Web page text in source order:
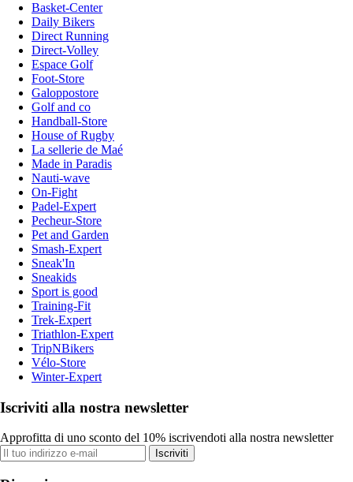
Basket-Center
Daily Bikers
Direct Running
Direct-Volley
Espace Golf
Foot-Store
Galoppostore
Golf and co
Handball-Store
House of Rugby
La sellerie de Maé
Made in Paradis
Nauti-wave
On-Fight
Padel-Expert
Pecheur-Store
Pet and Garden
Smash-Expert
Sneak'In
Sneakids
Sport is good
Training-Fit
Trek-Expert
Triathlon-Expert
TripNBikers
Vélo-Store
Winter-Expert
Iscriviti alla nostra newsletter
Approfitta di uno sconto del 10% iscrivendoti alla nostra newsletter
Iscriviti